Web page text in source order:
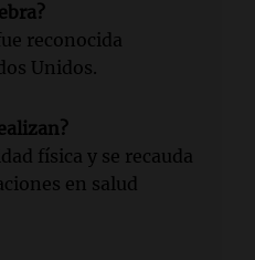
reconocida
Unidos.
física y se recauda
en salud